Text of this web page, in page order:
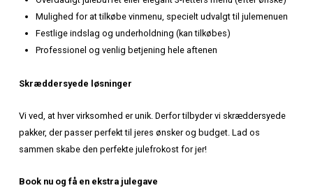
Frederiksværk, mens I fejrer årets bedrifter.
Magisk atmosfære: Vores lokaler er pyntet til jul
kærlighed, så I træder direkte ind i et juleeventyr.
twist.
Plads til alle: Uanset om I er en lille startup eller en